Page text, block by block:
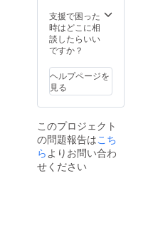
印刷し
ても
らって
お送り
と思っ
ていま
す。本
当にご
さ
い。）
You will
be
receivi
支援で困った
時はどこに相
談したらいい
ですか？
ヘルプページを
見る
このプロジェクト
の問題報告はこち
らよりお問い合わ
せください